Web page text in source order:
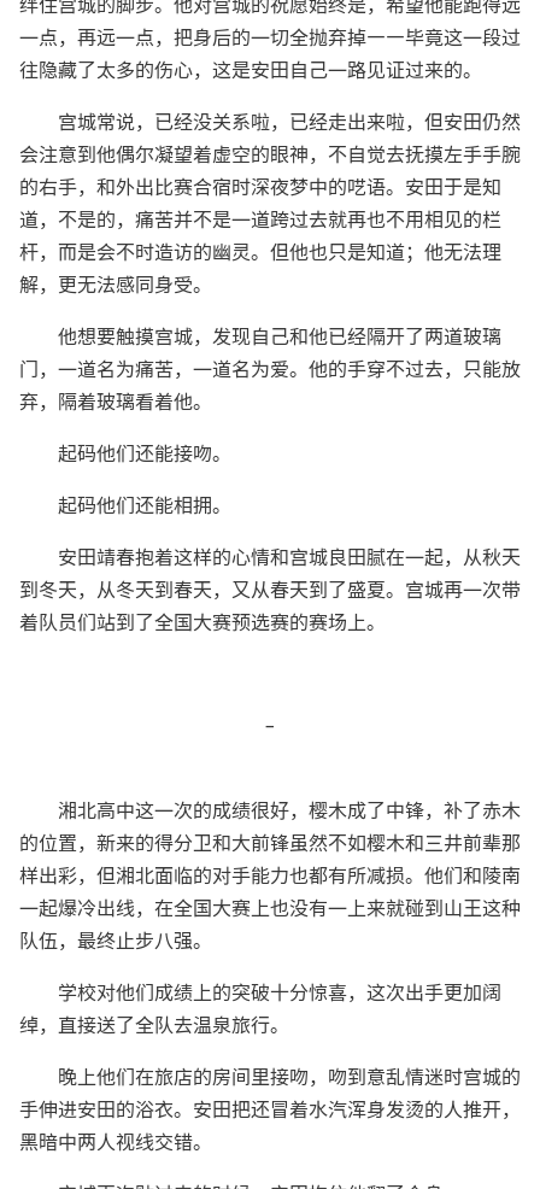
绊住宫城的脚步。他对宫城的祝愿始终是，希望他能跑得远
一点，再远一点，把身后的一切全抛弃掉——毕竟这一段过
往隐藏了太多的伤心，这是安田自己一路见证过来的。
宫城常说，已经没关系啦，已经走出来啦，但安田仍然
会注意到他偶尔凝望着虚空的眼神，不自觉去抚摸左手手腕
的右手，和外出比赛合宿时深夜梦中的呓语。安田于是知
道，不是的，痛苦并不是一道跨过去就再也不用相见的栏
杆，而是会不时造访的幽灵。但他也只是知道；他无法理
解，更无法感同身受。
他想要触摸宫城，发现自己和他已经隔开了两道玻璃
门，一道名为痛苦，一道名为爱。他的手穿不过去，只能放
弃，隔着玻璃看着他。
起码他们还能接吻。
起码他们还能相拥。
安田靖春抱着这样的心情和宫城良田腻在一起，从秋天
到冬天，从冬天到春天，又从春天到了盛夏。宫城再一次带
着队员们站到了全国大赛预选赛的赛场上。
-
湘北高中这一次的成绩很好，樱木成了中锋，补了赤木
的位置，新来的得分卫和大前锋虽然不如樱木和三井前辈那
样出彩，但湘北面临的对手能力也都有所减损。他们和陵南
一起爆冷出线，在全国大赛上也没有一上来就碰到山王这种
队伍，最终止步八强。
学校对他们成绩上的突破十分惊喜，这次出手更加阔
绰，直接送了全队去温泉旅行。
晚上他们在旅店的房间里接吻，吻到意乱情迷时宫城的
手伸进安田的浴衣。安田把还冒着水汽浑身发烫的人推开，
黑暗中两人视线交错。